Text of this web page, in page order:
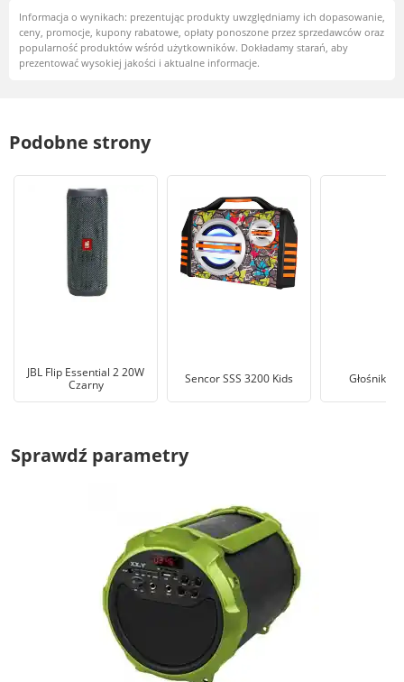
Informacja o wynikach: prezentując produkty uwzględniamy ich dopasowanie,
ceny, promocje, kupony rabatowe, opłaty ponoszone przez sprzedawców oraz
popularność produktów wśród użytkowników. Dokładamy starań, aby
prezentować wysokiej jakości i aktualne informacje.
Podobne strony
JBL Flip Essential 2 20W
Czarny
Sencor SSS 3200 Kids Głośnik
Sprawdź parametry